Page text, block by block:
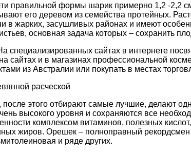
правильной формы шарик примерно 1,2 -2,2
его деревом из семейства протейных.
в жарких, засушливых районах и имеют
основная задача которых – сохранить
специализированных сайтах в интернете
сайтах и в магазинах профессиональной
из Австралии или покупать в местах
этого отбирают самые лучшие, делают
высокого уровня и сохраняются все
комплексом витаминов, полезных
жиров. Орешек – полноправный рекордсмен
и ряде других.